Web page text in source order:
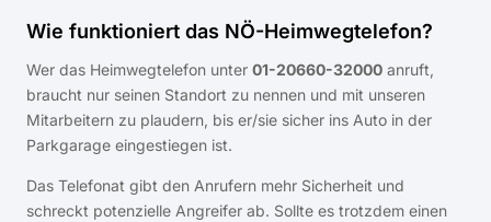
Wie funktioniert das NÖ-Heimwegtelefon?
Wer das Heimwegtelefon unter 01-20660-32000 anruft,
braucht nur seinen Standort zu nennen und mit unseren
Mitarbeitern zu plaudern, bis er/sie sicher ins Auto in der
Parkgarage eingestiegen ist.
Das Telefonat gibt den Anrufern mehr Sicherheit und
schreckt potenzielle Angreifer ab. Sollte es trotzdem einen